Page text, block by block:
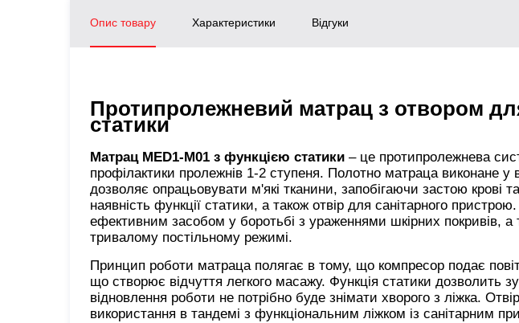
Опис товару Характеристики Відгуки
Протипролежневий матрац з отвором
статики
Матрац MED1-M01 з функцією статики – це протипролежнева
профілактики пролежнів 1-2 ступеня. Полотно матраца виконане
дозволяє опрацьовувати м'які тканини, запобігаючи застою крові
наявність функції статики, а також отвір для санітарного пристрою.
ефективним засобом у боротьбі з ураженнями шкірних покривів, а
тривалому постільному режимі.
Принцип роботи матраца полягає в тому, що компресор подає
що створює відчуття легкого масажу. Функція статики дозволить
відновлення роботи не потрібно буде знімати хворого з ліжка.
використання в тандемі з функціональним ліжком із санітарним